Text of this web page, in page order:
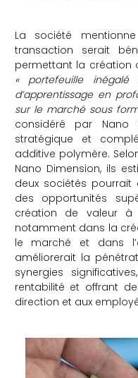
La société
transaction serait
permettant la création
« portefeuille
d’apprentissage en
sur le marché sous
considéré par
stratégique et
additive polymère.
Nano Dimension, ils
deux sociétés
des opportunités
création de valeur
notamment dans la
le marché et dans
améliorerait la
synergies
rentabilité et offrant
direction et aux